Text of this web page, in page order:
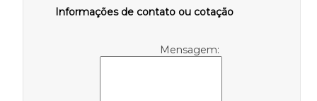
Informações de contato ou cotação
Mensagem: